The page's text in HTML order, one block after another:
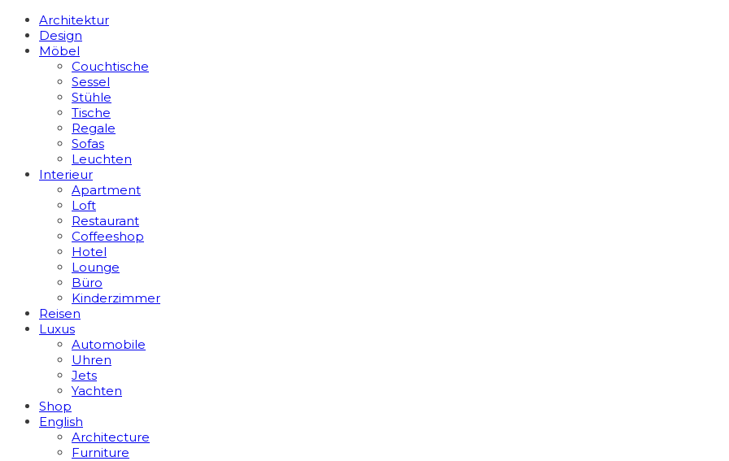
Architektur
Design
Möbel
Couchtische
Sessel
Stühle
Tische
Regale
Sofas
Leuchten
Interieur
Apart­ment
Loft
Restaurant
Coffeeshop
Hotel
Lounge
Büro
Kinderzimmer
Reisen
Luxus
Automobile
Uhren
Jets
Yachten
Shop
English
Architecture
Furniture